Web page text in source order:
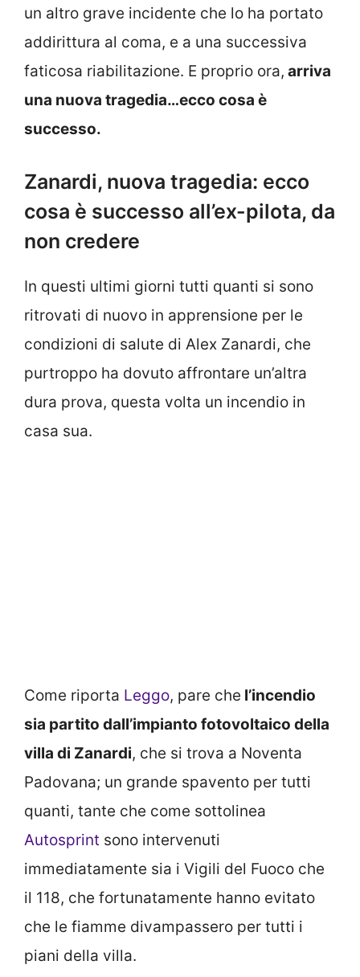
un altro grave incidente che lo ha portato
addirittura al coma, e a una successiva
faticosa riabilitazione. E proprio ora, arriva
una nuova tragedia…ecco cosa è
successo.
Zanardi, nuova tragedia: ecco
cosa è successo all’ex-pilota, da
non credere
In questi ultimi giorni tutti quanti si sono
ritrovati di nuovo in apprensione per le
condizioni di salute di Alex Zanardi, che
purtroppo ha dovuto affrontare un’altra
dura prova, questa volta un incendio in
casa sua.
Come riporta Leggo, pare che l’incendio
sia partito dall’impianto fotovoltaico della
villa di Zanardi, che si trova a Noventa
Padovana; un grande spavento per tutti
quanti, tante che come sottolinea
Autosprint sono intervenuti
immediatamente sia i Vigili del Fuoco che
il 118, che fortunatamente hanno evitato
che le fiamme divampassero per tutti i
piani della villa.